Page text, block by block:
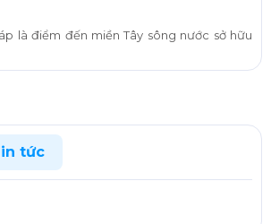
là điểm đến miền Tây sông nước sở hữu
tức